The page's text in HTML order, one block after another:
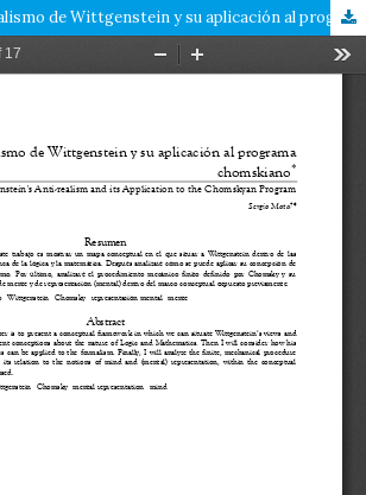
Sobre el anti-realismo de Wittgenstein y su aplicación al programa chomskiano